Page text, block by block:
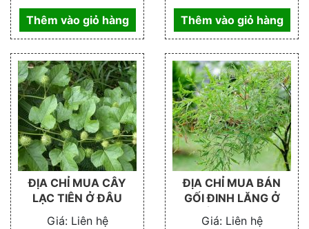
Thêm vào giỏ hàng Thêm vào giỏ hàng
ĐỊA CHỈ MUA CÂY
LẠC TIÊN Ở ĐÂU
Giá:Liên hệ
ĐỊA CHỈ MUA BÁN
GỐI ĐINH LĂNG Ở
ĐÂU TP.HCM
Giá:Liên hệ